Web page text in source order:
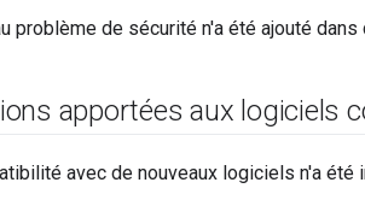
problème de sécurité n'a été ajouté
apportées aux logiciels
avec de nouveaux logiciels n'a été